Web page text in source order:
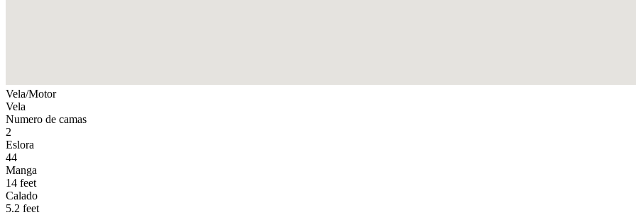
Vela/Motor
Vela
Numero de camas
2
Eslora
44
Manga
14 feet
Calado
5.2 feet